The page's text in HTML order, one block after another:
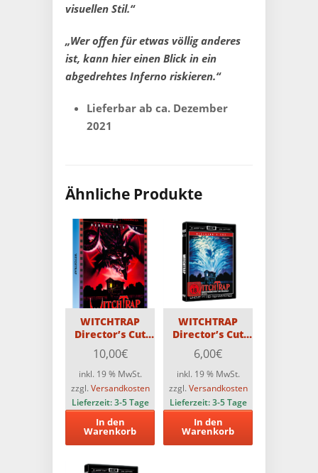
visuellen Stil.“
„Wer offen für etwas völlig anderes
ist, kann hier einen Blick in ein
abgedrehtes Inferno riskieren.“
Lieferbar ab ca. Dezember
2021
Ähnliche Produkte
WITCHTRAP
Director’s Cut
Astro Scanavo-
Edition
10,00€
inkl. 19 % MwSt.
zzgl. Versandkosten
Lieferzeit:3-5 Tage
In den
Warenkorb
WITCHTRAP
Director’s Cut
CCC DVD
6,00€
inkl. 19 % MwSt.
zzgl. Versandkosten
Lieferzeit:3-5 Tage
In den
Warenkorb